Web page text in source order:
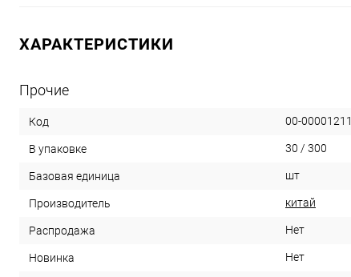
ХАРАКТЕРИСТИКИ
Прочие
Код 00-00001211
В упаковке 30 / 300
Базовая единица шт
Производитель китай
Распродажа Нет
Новинка Нет